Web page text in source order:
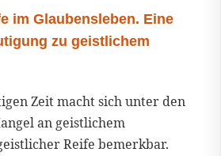
im Glaubensleben. Eine
zu geistlichem
Zeit macht sich unter den
an geistlichem
Reife bemerkbar.